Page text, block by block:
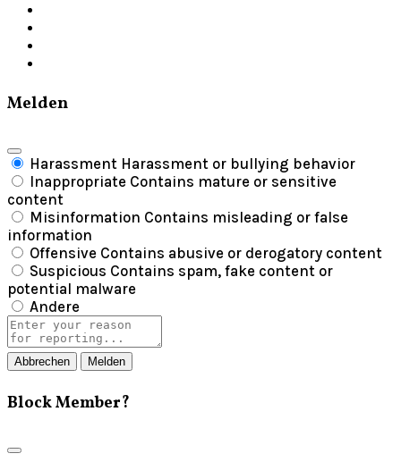
Melden
Harassment Harassment or bullying behavior
Inappropriate Contains mature or sensitive
content
Misinformation Contains misleading or false
information
Offensive Contains abusive or derogatory content
Suspicious Contains spam, fake content or
potential malware
Andere
Report
note
Melden
Block Member?